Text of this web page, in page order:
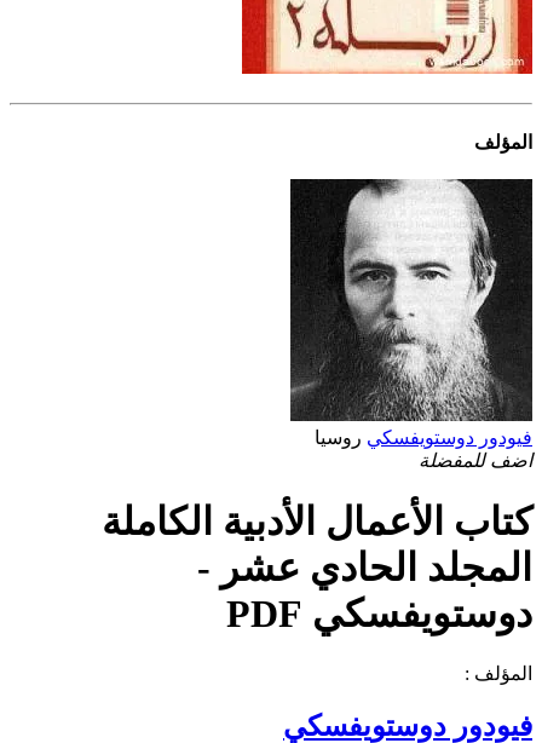
المؤلف
فيودور دوستويفسكي روسيا
اضف للمفضلة
كتاب الأعمال الأدبية الكاملة
المجلد الحادي عشر -
دوستويفسكي PDF
المؤلف :
فيودور دوستويفسكي